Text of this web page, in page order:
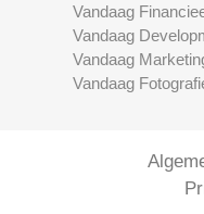
Vandaag
Vandaag
Vandaag
Vandaag